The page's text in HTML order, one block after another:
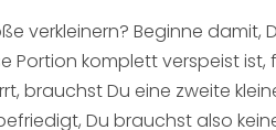
verkleinern? Beginne damit,
Portion komplett verspeist
brauchst Du eine zweite
Du brauchst also